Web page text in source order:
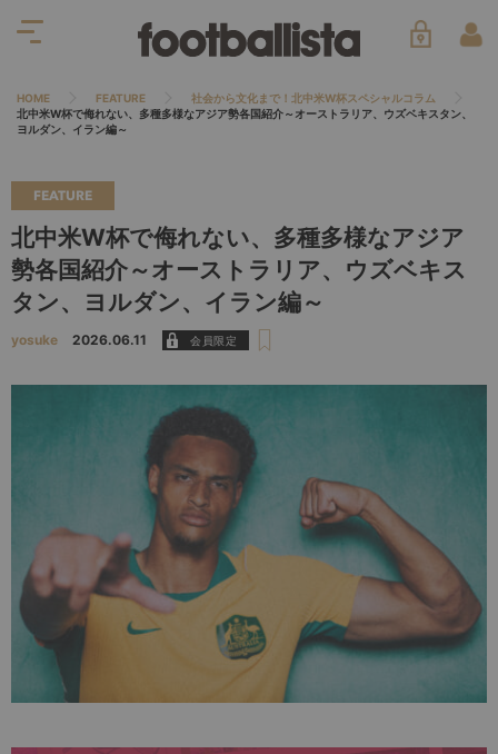
HOME FEATURE
社会から文化まで！北中米W杯スペシャルコラム
北中米W杯で侮れない、多種多様なアジア勢各国紹介～オーストラリア、ウズベキスタン、
ヨルダン、イラン編～
FEATURE
北中米W杯で侮れない、多種多様なアジア
勢各国紹介～オーストラリア、ウズベキス
タン、ヨルダン、イラン編～
yosuke 2026.06.11